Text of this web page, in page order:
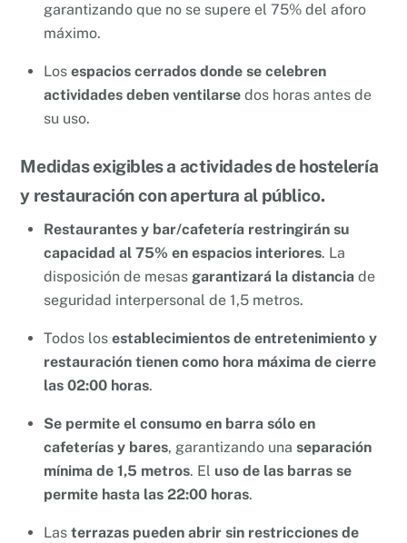
garantizando que no se supere el 75% del aforo
máximo.
Los espacios cerrados donde se celebren
actividades deben ventilarse dos horas antes de
su uso.
Medidas exigibles a actividades de hostelería
y restauración con apertura al público.
Restaurantes y bar/cafetería restringirán su
capacidad al 75% en espacios interiores. La
disposición de mesas garantizará la distancia de
seguridad interpersonal de 1,5 metros.
Todos los establecimientos de entretenimiento y
restauración tienen como hora máxima de cierre
las 02:00 horas.
Se permite el consumo en barra sólo en
cafeterías y bares, garantizando una separación
mínima de 1,5 metros. El uso de las barras se
permite hasta las 22:00 horas.
Las terrazas pueden abrir sin restricciones de